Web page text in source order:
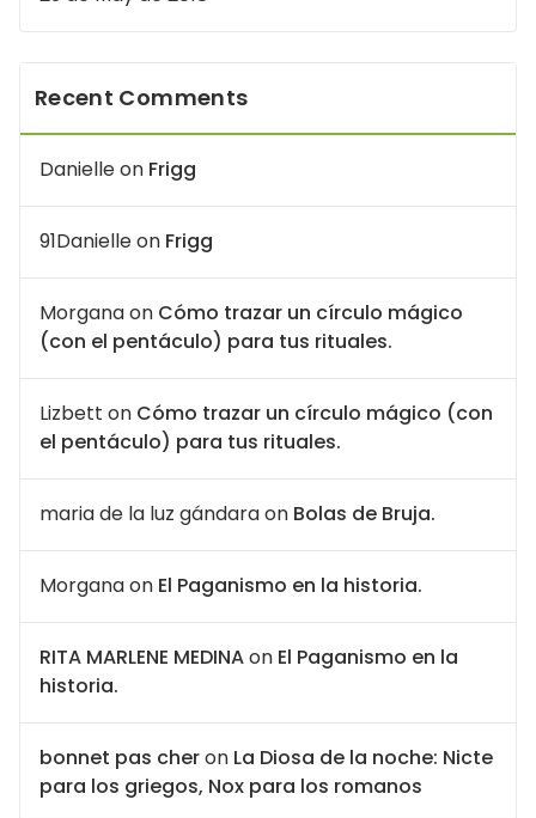
Recent Comments
Danielleon Frigg
91Danielleon Frigg
Morganaon Cómo trazar un círculo mágico
(con el pentáculo) para tus rituales.
Lizbett on Cómo trazar un círculo mágico (con
el pentáculo) para tus rituales.
maria de la luz gándaraon Bolas de Bruja.
Morganaon El Paganismo en la historia.
RITA MARLENE MEDINAon El Paganismo en la
historia.
bonnet pas cheron La Diosa de la noche: Nicte
para los griegos, Nox para los romanos